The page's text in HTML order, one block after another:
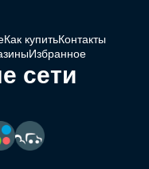
Как купитьКонтакты
Избранное
сети